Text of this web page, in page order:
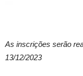
As inscrições serão
13/12/2023